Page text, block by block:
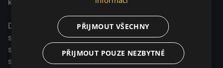
který se nikdy nezačne natáčet.
Daaaaaalí! je hravý a místy velmi vtipný fiktivní dokument
se spletitým dějem, který se skládá z překrývajících se
snových sekvencí, nepředvídatelných skoků v čase a kde
samotného umělce ztvárňuje pět různých herců. Nervózní
PŘIJMOUT VŠECHNY
PŘIJMOUT POUZE NEZBYTNÉ